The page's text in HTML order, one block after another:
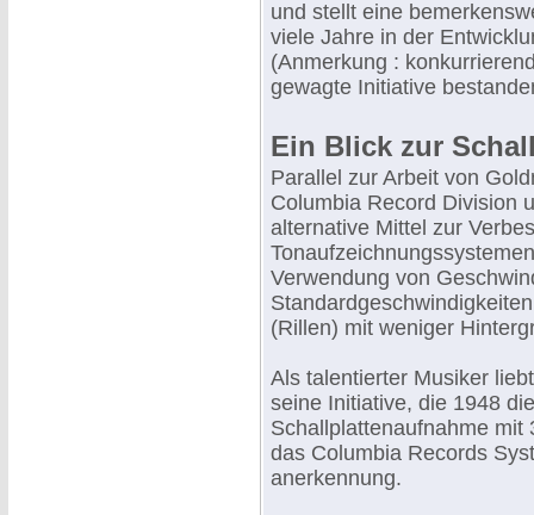
und stellt eine
viele Jahre in der
(Anmerkung :
gewagte Initiative
Ein Blick zur
Parallel zur Arbeit von
Columbia Record Division
alternative Mittel zur
Verwendung von
(Rillen) mit weniger
Als talentierter Musiker
seine Initiative, die 1948
Schallplattenaufnahme mit
das Columbia Records
anerkennung.